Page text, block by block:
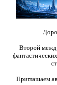
Второй
Приглашаем